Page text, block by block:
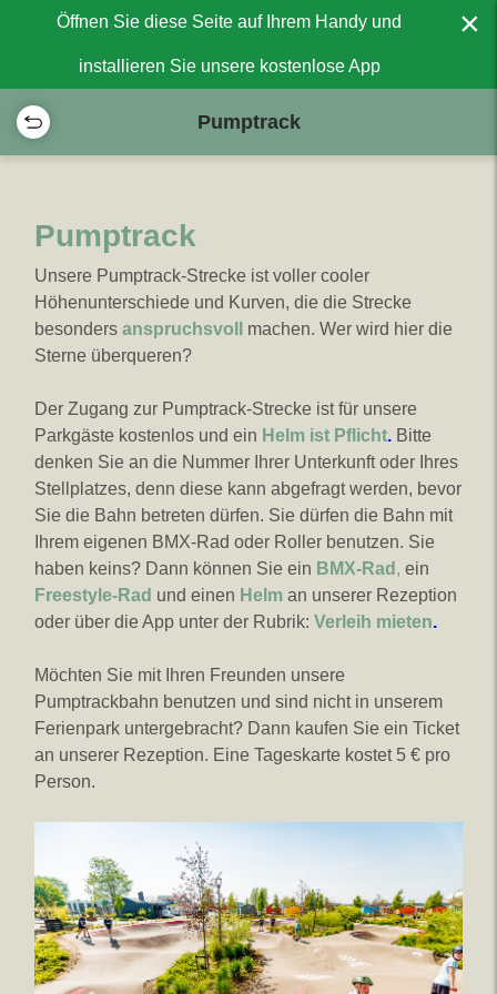
Öffnen Sie diese Seite auf Ihrem Handy und
installieren Sie unsere kostenlose App
×
Pumptrack
Pumptrack
Unsere Pumptrack-Strecke ist voller cooler
Höhenunterschiede und Kurven, die die Strecke
besonders anspruchsvoll
machen. Wer wird hier die
Sterne überqueren?
Der Zugang zur Pumptrack-Strecke ist für unsere
Parkgäste kostenlos und ein Helm ist Pflicht. Bitte
denken Sie an die Nummer Ihrer Unterkunft oder Ihres
Stellplatzes, denn diese kann abgefragt werden, bevor
Sie die Bahn betreten dürfen. Sie dürfen die Bahn mit
Ihrem eigenen BMX-Rad oder Roller benutzen. Sie
haben keins? Dann können Sie ein BMX-Rad , ein
Freestyle-Rad und einen Helm an unserer Rezeption
oder über die App unter der Rubrik: Verleih mieten.
Möchten Sie mit Ihren Freunden unsere
Pumptrackbahn benutzen und sind nicht in unserem
Ferienpark untergebracht? Dann kaufen Sie ein Ticket
an unserer Rezeption. Eine Tageskarte kostet 5 € pro
Person.